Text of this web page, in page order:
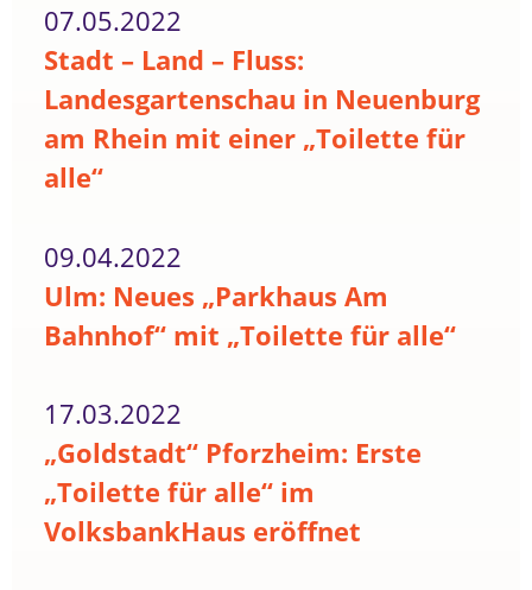
07.05.2022
Stadt – Land – Fluss:
Landesgartenschau in Neuenburg
am Rhein mit einer „Toilette für
alle“
09.04.2022
Ulm: Neues „Parkhaus Am
Bahnhof“ mit „Toilette für alle“
17.03.2022
„Goldstadt“ Pforzheim: Erste
„Toilette für alle“ im
VolksbankHaus eröffnet